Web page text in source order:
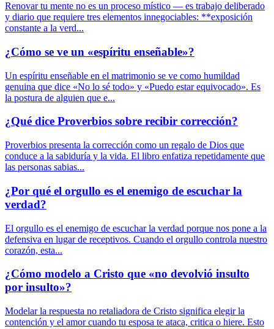
Renovar tu mente no es un proceso místico — es trabajo deliberado
y diario que requiere tres elementos innegociables: **exposición
constante a la verd...
¿Cómo se ve un «espíritu enseñable»?
Un espíritu enseñable en el matrimonio se ve como humildad
genuina que dice «No lo sé todo» y «Puedo estar equivocado». Es
la postura de alguien que e...
¿Qué dice Proverbios sobre recibir corrección?
Proverbios presenta la corrección como un regalo de Dios que
conduce a la sabiduría y la vida. El libro enfatiza repetidamente que
las personas sabias...
¿Por qué el orgullo es el enemigo de escuchar la
verdad?
El orgullo es el enemigo de escuchar la verdad porque nos pone a la
defensiva en lugar de receptivos. Cuando el orgullo controla nuestro
corazón, esta...
¿Cómo modelo a Cristo que «no devolvió insulto
por insulto»?
Modelar la respuesta no retaliadora de Cristo significa elegir la
contención y el amor cuando tu esposa te ataca, critica o hiere. Esto